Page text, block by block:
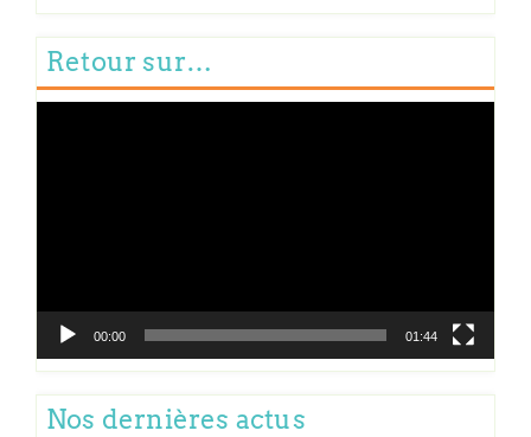
Retour sur…
00:00 01:44
Nos dernières actus